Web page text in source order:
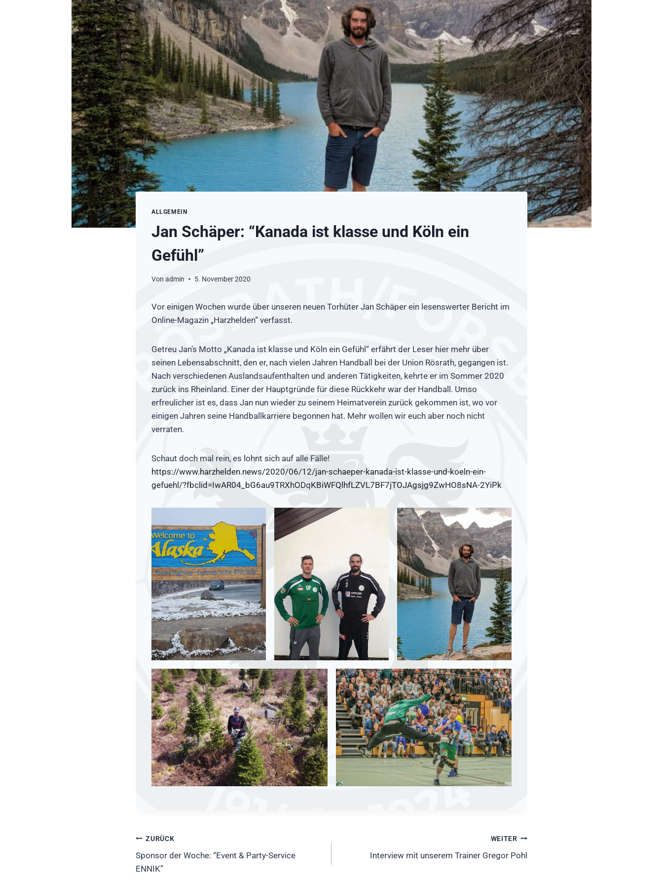
ALLGEMEIN
Jan Schäper: “Kanada ist klasse und Köln ein
Gefühl”
Von admin 5. November 2020
Vor einigen Wochen wurde über unseren neuen Torhüter Jan Schäper ein lesenswerter Bericht im
Online-Magazin „Harzhelden“ verfasst.
Getreu Jan’s Motto „Kanada ist klasse und Köln ein Gefühl“ erfährt der Leser hier mehr über
seinen Lebensabschnitt, den er, nach vielen Jahren Handball bei der Union Rösrath, gegangen ist.
Nach verschiedenen Auslandsaufenthalten und anderen Tätigkeiten, kehrte er im Sommer 2020
zurück ins Rheinland. Einer der Hauptgründe für diese Rückkehr war der Handball. Umso
erfreulicher ist es, dass Jan nun wieder zu seinem Heimatverein zurück gekommen ist, wo vor
einigen Jahren seine Handballkarriere begonnen hat. Mehr wollen wir euch aber noch nicht
verraten.
Schaut doch mal rein, es lohnt sich auf alle Fälle!
https://www.harzhelden.news/2020/06/12/jan-schaeper-kanada-ist-klasse-und-koeln-ein-
gefuehl/?fbclid=IwAR04_bG6au9TRXhODqKBiWFQlhfLZVL7BF7jTOJAgsjg9ZwHO8sNA-2YiPk
Beitragsnavigation
ZURÜCK
Sponsor der Woche: “Event & Party-Service
ENNIK”
WEITER
Interview mit unserem Trainer Gregor Pohl